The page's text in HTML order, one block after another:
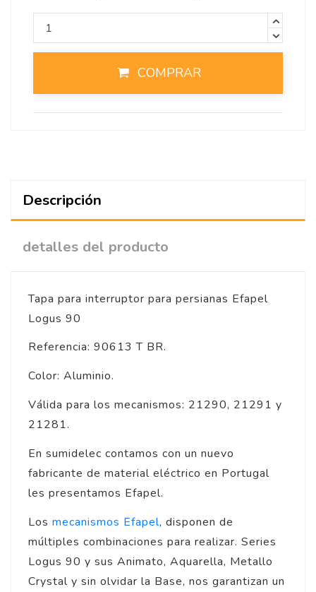
COMPRAR
Descripción
detalles del producto
Tapa para interruptor para persianas Efapel
Logus 90
Referencia: 90613 T BR.
Color: Aluminio.
Válida para los mecanismos: 21290, 21291 y
21281.
En sumidelec contamos con un nuevo
fabricante de material eléctrico en Portugal
les presentamos Efapel.
Los mecanismos Efapel, disponen de
múltiples combinaciones para realizar. Series
Logus 90 y sus Animato, Aquarella, Metallo
Crystal y sin olvidar la Base, nos garantizan un